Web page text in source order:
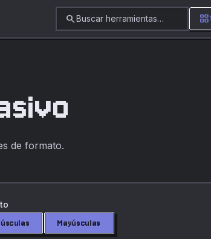
searchBuscar herramientas… grid_view
de formato.
Mayúsculas